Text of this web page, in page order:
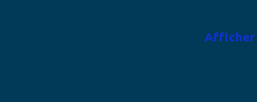
Afficher